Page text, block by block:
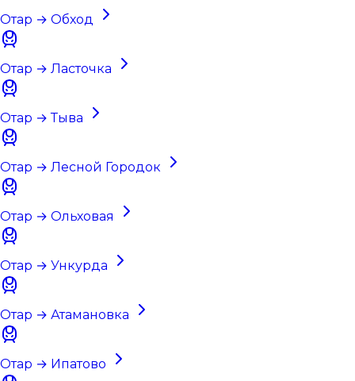
Отар → Обход
Отар → Ласточка
Отар → Тыва
Отар → Лесной Городок
Отар → Ольховая
Отар → Ункурда
Отар → Атамановка
Отар → Ипатово